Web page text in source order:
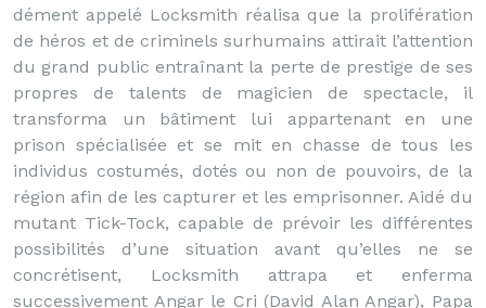
dément appelé Locksmith réalisa que la prolifération
de héros et de criminels surhumains attirait l’attention
du grand public entraînant la perte de prestige de ses
propres de talents de magicien de spectacle, il
transforma un bâtiment lui appartenant en une
prison spécialisée et se mit en chasse de tous les
individus costumés, dotés ou non de pouvoirs, de la
région afin de les capturer et les emprisonner. Aidé du
mutant Tick-Tock, capable de prévoir les différentes
possibilités d’une situation avant qu’elles ne se
concrétisent, Locksmith attrapa et enferma
successivement Angar le Cri (David Alan Angar), Papa